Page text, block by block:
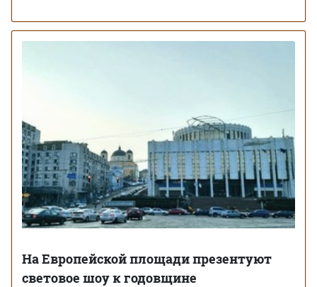
На Европейской площади презентуют
световое шоу к годовщине